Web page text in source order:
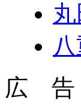
広 告